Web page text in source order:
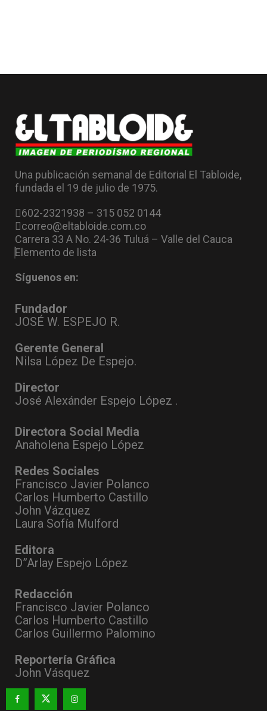
Una publicación semanal de Editorial El Tabloide,
fundada el 19 de julio de 1975.
602-2321938 – 315 052 0144
correo@eltabloide.com.co
Carrera 33 A No. 24-36 Tuluá – Valle del Cauca
Elemento de lista
Síguenos en:
Fundador
JOSÉ W. ESPEJO R.
Gerente General
Nilsa López De Espejo.
Director
José Alexánder Espejo López .
Directora Social Media
Anaholena Espejo López
Redes Sociales
Francisco Javier Polanco
Carlos Humberto Castillo
John Vázquez
Laura Sofía Mulford
Editora
D”Arlay Espejo López
Redacción
Francisco Javier Polanco
Carlos Humberto Castillo
Carlos Guillermo Palomino
Reportería Gráfica
John Vásquez